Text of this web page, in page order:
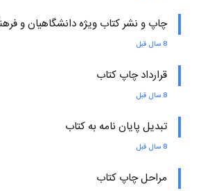
چاپ و نشر کتاب ویژه دانشگاهیان و
8 سال قبل
قرارداد چاپ کتاب
8 سال قبل
تبدیل پایان نامه به کتاب
8 سال قبل
مراحل چاپ کتاب